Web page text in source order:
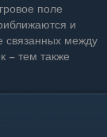
поле
и
связанных между
– тем также